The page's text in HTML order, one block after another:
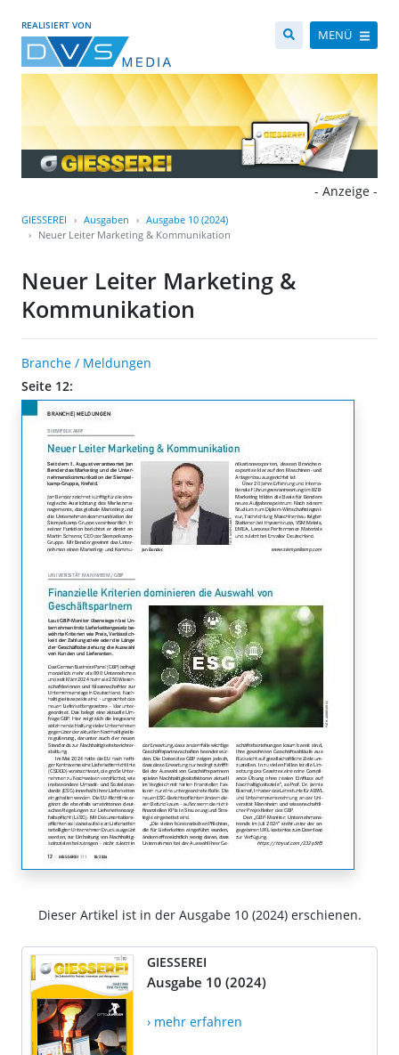
REALISIERT VON
MENÜ
- Anzeige -
GIESSEREI Ausgaben
Ausgabe 10 (2024)
Neuer Leiter Marketing & Kommunikation
Neuer Leiter Marketing &
Kommunikation
Branche / Meldungen
Seite 12:
Dieser Artikel ist in der Ausgabe 10 (2024) erschienen.
GIESSEREI
Ausgabe 10 (2024)
› mehr erfahren